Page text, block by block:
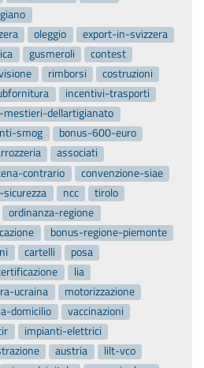
oleggio
export-in-svizzera
gusmeroli
contest
rimborsi
costruzioni
incentivi-trasporti
mestieri-dellartigianato
smog
bonus-600-euro
associati
contrario
convenzione-siae
ncc
tirolo
ordinanza-regione
bonus-regione-piemonte
cartelli
posa
lia
ucraina
motorizzazione
domicilio
vaccinazioni
impianti-elettrici
austria
lilt-vco